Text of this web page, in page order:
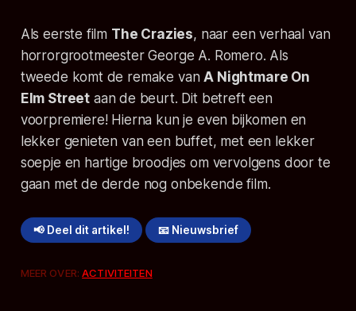
Als eerste film The Crazies, naar een verhaal van
horrorgrootmeester George A. Romero. Als
tweede komt de remake vanA Nightmare On
Elm Street aan de beurt. Dit betreft een
voorpremiere! Hierna kun je even bijkomen en
lekker genieten van een buffet, met een lekker
soepje en hartige broodjes om vervolgens door te
gaan met de derde nog onbekende film.
📢 Deel dit artikel! 📧 Nieuwsbrief
MEER OVER:ACTIVITEITEN